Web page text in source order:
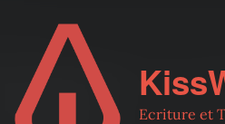
Ecriture et